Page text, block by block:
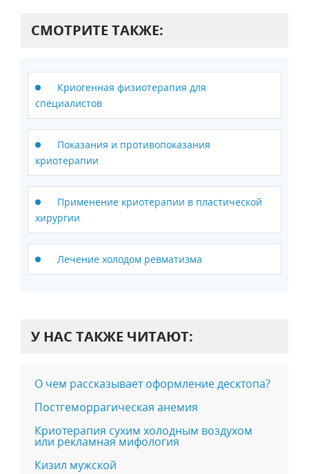
СМОТРИТЕ ТАКЖЕ:
Криогенная физиотерапия для
специалистов
Показания и противопоказания
криотерапии
Применение криотерапии в пластической
хирургии
Лечение холодом ревматизма
У НАС ТАКЖЕ ЧИТАЮТ:
О чем рассказывает оформление десктопа?
Постгеморрагическая анемия
Криотерапия сухим холодным воздухом
или рекламная мифология
Кизил мужской